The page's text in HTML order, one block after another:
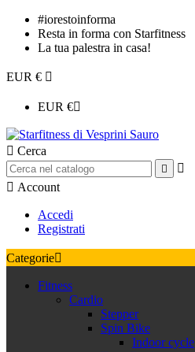
#iorestoinforma
Resta in forma con Starfitness
La tua palestra in casa!
EUR € 
EUR €
 Cerca


 Account
Accedi
Registrati
Categorie
Fitness
Cardio
Stepper
Spin Bike
Indoor cycle